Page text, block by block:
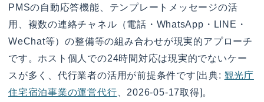
PMSの自動応答機能、テンプレートメッセージの活
用、複数の連絡チャネル（電話・WhatsApp・LINE・
WeChat等）の整備等の組み合わせが現実的アプローチ
です。ホスト個人での24時間対応は現実的でないケー
スが多く、代行業者の活用が前提条件です[出典: 観光庁
住宅宿泊事業の運営代行 、2026-05-17取得]。